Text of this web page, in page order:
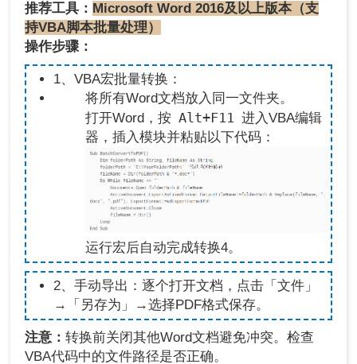
推荐工具： Microsoft Word 2016及以上版本（支
持VBA脚本批量处理）
操作步骤：
1、VBA宏批量转换：
将所有Word文档放入同一文件夹。
打开Word，按 Alt+F11 进入VBA编辑
器，插入模块并粘贴以下代码：
运行宏后自动完成转换4。
2、手动导出： 逐个打开文档，点击「文件」
→「另存为」→选择PDF格式保存。
注意：转换前关闭其他Word文档避免冲突。检查
VBA代码中的文件路径是否正确。